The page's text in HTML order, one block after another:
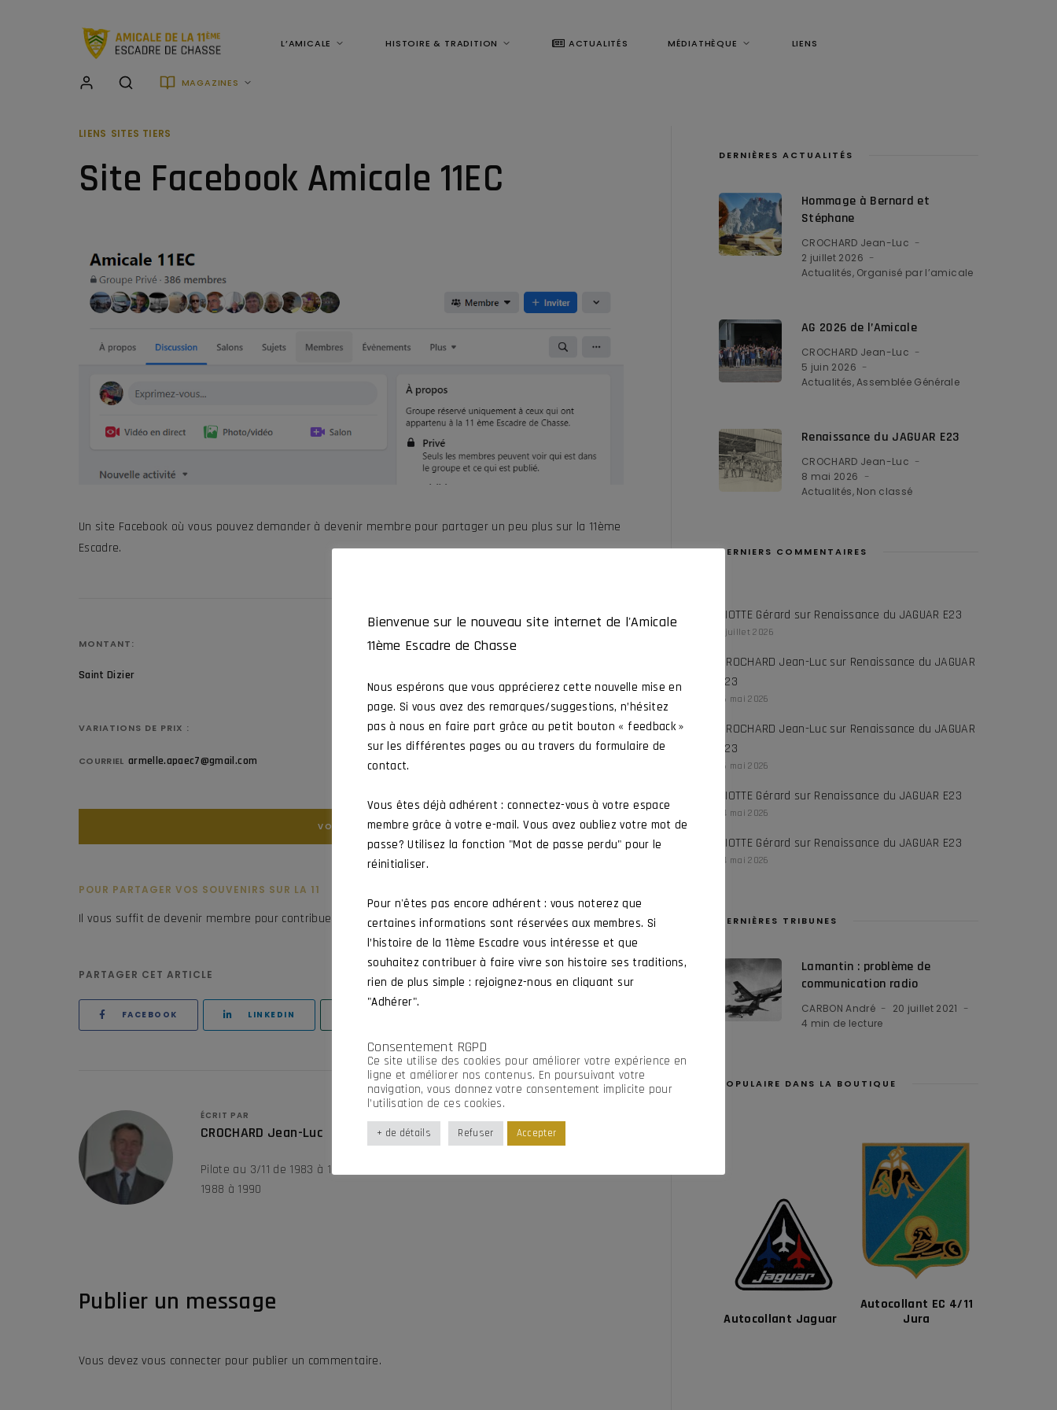
L’AMICALE HISTOIRE & TRADITION ACTUALITÉS MÉDIATHÈQUE LIENS
MAGAZINES
LIENS SITES TIERS
Site Facebook Amicale 11EC
Un site Facebook où vous pouvez demander à devenir membre pour partager un peu plus sur la 11ème
Escadre.
MONTANT:
Saint Dizier
VARIATIONS DE PRIX :
COURRIEL armelle.apaec7@gmail.com
VOIR LE SITE
POUR PARTAGER VOS SOUVENIRS SUR LA 11
Il vous suffit de devenir membre pour contribuer à faire vivre cet espace mémoriel.
PARTAGER CET ARTICLE
FACEBOOK LINKEDIN
ÉCRIT PAR
CROCHARD Jean-Luc
Pilote au 3/11 de 1983 à 1985, puis au 1/11 de 1985 à 1990. Drille de la Comédie de
1988 à 1990
Publier un message
Vous devez vous connecter pour publier un commentaire.
DERNIÈRES ACTUALITÉS
Hommage à Bernard et
Stéphane
CROCHARD Jean-Luc
2 juillet 2026
Actualités Organisé par l’amicale
AG 2026 de l’Amicale
CROCHARD Jean-Luc
5 juin 2026
Actualités Assemblée Générale
Renaissance du JAGUAR E23
CROCHARD Jean-Luc
8 mai 2026
Actualités Non classé
DERNIERS COMMENTAIRES
RIOTTE Gérard sur Renaissance du JAGUAR E23
1 juillet 2026
CROCHARD Jean-Lucsur Renaissance du JAGUAR
E23
16 mai 2026
CROCHARD Jean-Lucsur Renaissance du JAGUAR
E23
16 mai 2026
RIOTTE Gérard sur Renaissance du JAGUAR E23
14 mai 2026
RIOTTE Gérard sur Renaissance du JAGUAR E23
14 mai 2026
DERNIÈRES TRIBUNES
Lamantin : problème de
communication radio
CARBON André
20 juillet 2021
4 min de lecture
POPULAIRE DANS LA BOUTIQUE
Autocollant Jaguar
Autocollant EC 4/11
Jura
Bienvenue sur le nouveau site internet de l'Amicale
11ème Escadre de Chasse
Nous espérons que vous apprécierez cette nouvelle mise en
page. Si vous avez des remarques/suggestions, n’hésitez
pas à nous en faire part grâce au petit bouton « feedback »
sur les différentes pages ou au travers du formulaire de
contact.
Vous êtes déjà adhérent : connectez-vous à votre espace
membre grâce à votre e-mail. Vous avez oubliez votre mot de
passe? Utilisez la fonction "Mot de passe perdu" pour le
réinitialiser.
Pour n'êtes pas encore adhérent : vous noterez que
certaines informations sont réservées aux membres. Si
l’histoire de la 11ème Escadre vous intéresse et que
souhaitez contribuer à faire vivre son histoire ses traditions,
rien de plus simple : rejoignez-nous en cliquant sur
"Adhérer".
Consentement RGPD
Ce site utilise des cookies pour améliorer votre expérience en
ligne et améliorer nos contenus. En poursuivant votre
navigation, vous donnez votre consentement implicite pour
l’utilisation de ces cookies.
+ de détails Refuser Accepter